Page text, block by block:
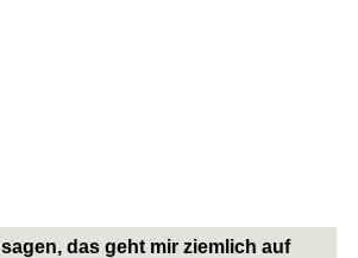
das geht mir ziemlich auf